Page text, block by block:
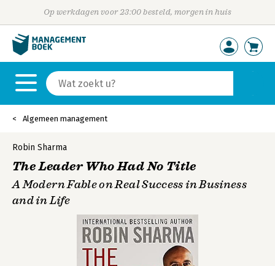
Op werkdagen voor 23:00 besteld, morgen in huis
Algemeen management
Robin Sharma
The Leader Who Had No Title
A Modern Fable on Real Success in Business
and in Life